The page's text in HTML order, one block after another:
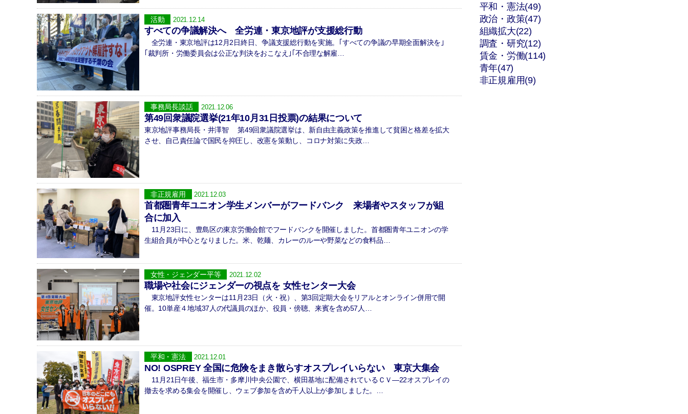
活動 2021.12.14
すべての争議解決へ 全労連・東京地評が支援総行動
全労連・東京地評は12月2日終日、争議支援総行動を実施。｢すべての争議の早期全面解決を｣
｢裁判所・労働委員会は公正な判決をおこなえ｣｢不合理な解雇…
事務局長談話 2021.12.06
第49回衆議院選挙(21年10月31日投票)の結果について
東京地評事務局長・井澤智 第49回衆議院選挙は、新自由主義政策を推進して貧困と格差を拡大
させ、自己責任論で国民を抑圧し、改憲を策動し、コロナ対策に失政…
非正規雇用 2021.12.03
首都圏青年ユニオン学生メンバーがフードバンク 来場者やスタッフが組
合に加入
11月23日に、豊島区の東京労働会館でフードバンクを開催しました。首都圏青年ユニオンの学
生組合員が中心となりました。米、乾麺、カレーのルーや野菜などの食料品…
女性・ジェンダー平等 2021.12.02
職場や社会にジェンダーの視点を 女性センター大会
東京地評女性センターは11月23日（火・祝）、第3回定期大会をリアルとオンライン併用で開
催。10単産４地域37人の代議員のほか、役員・傍聴、来賓を含め57人…
平和・憲法 2021.12.01
NO! OSPREY 全国に危険をまき散らすオスプレイいらない 東京大集会
11月21日午後、福生市・多摩川中央公園で、横田基地に配備されているＣＶ―22オスプレイの
撤去を求める集会を開催し、ウェブ参加を含め千人以上が参加しました。…
平和・憲法(49)
政治・政策(47)
組織拡大(22)
調査・研究(12)
賃金・労働(114)
青年(47)
非正規雇用(9)